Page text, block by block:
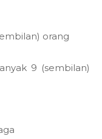
orang
9 (sembilan)